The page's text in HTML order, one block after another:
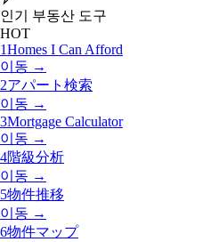
인기 부동산 도구
HOT
1Homes I Can Afford
이동 →
2アパート検索
이동 →
3Mortgage Calculator
이동 →
4階級分析
이동 →
5物件推移
이동 →
6物件マップ